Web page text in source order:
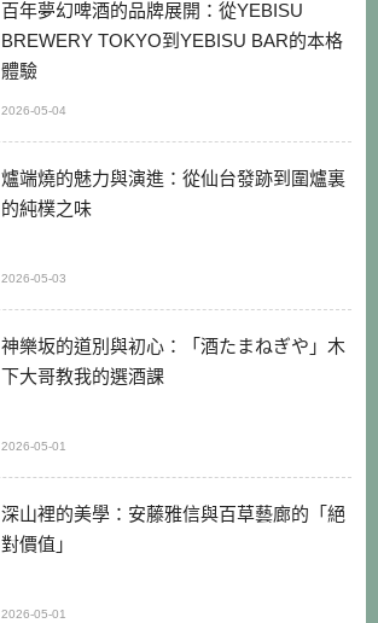
百年夢幻啤酒的品牌展開：從YEBISU
BREWERY TOKYO到YEBISU BAR的本格
體驗
2026-05-04
爐端燒的魅力與演進：從仙台發跡到圍爐裏
的純樸之味
2026-05-03
神樂坂的道別與初心：「酒たまねぎや」木
下大哥教我的選酒課
2026-05-01
深山裡的美學：安藤雅信與百草藝廊的「絕
對價值」
2026-05-01